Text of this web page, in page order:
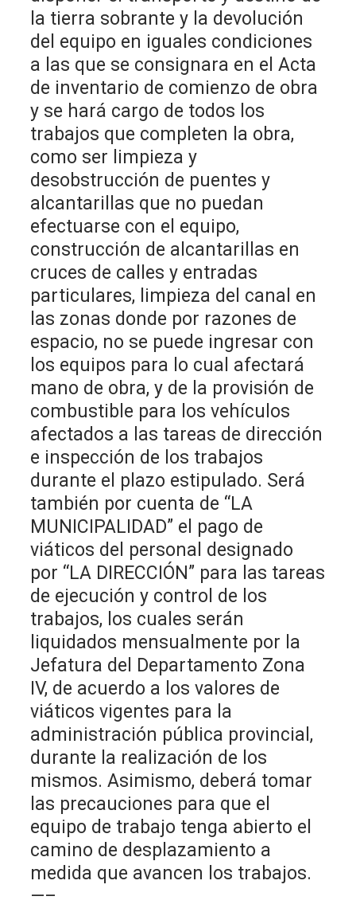
la tierra sobrante y la devolución
del equipo en iguales condiciones
a las que se consignara en el Acta
de inventario de comienzo de obra
y se hará cargo de todos los
trabajos que completen la obra,
como ser limpieza y
desobstrucción de puentes y
alcantarillas que no puedan
efectuarse con el equipo,
construcción de alcantarillas en
cruces de calles y entradas
particulares, limpieza del canal en
las zonas donde por razones de
espacio, no se puede ingresar con
los equipos para lo cual afectará
mano de obra, y de la provisión de
combustible para los vehículos
afectados a las tareas de dirección
e inspección de los trabajos
durante el plazo estipulado. Será
también por cuenta de “LA
MUNICIPALIDAD” el pago de
viáticos del personal designado
por “LA DIRECCIÓN” para las tareas
de ejecución y control de los
trabajos, los cuales serán
liquidados mensualmente por la
Jefatura del Departamento Zona
IV, de acuerdo a los valores de
viáticos vigentes para la
administración pública provincial,
durante la realización de los
mismos. Asimismo, deberá tomar
las precauciones para que el
equipo de trabajo tenga abierto el
camino de desplazamiento a
medida que avancen los trabajos.
—–